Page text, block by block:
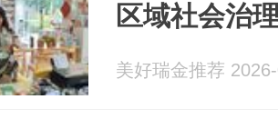
区域社会治
美好瑞金推荐